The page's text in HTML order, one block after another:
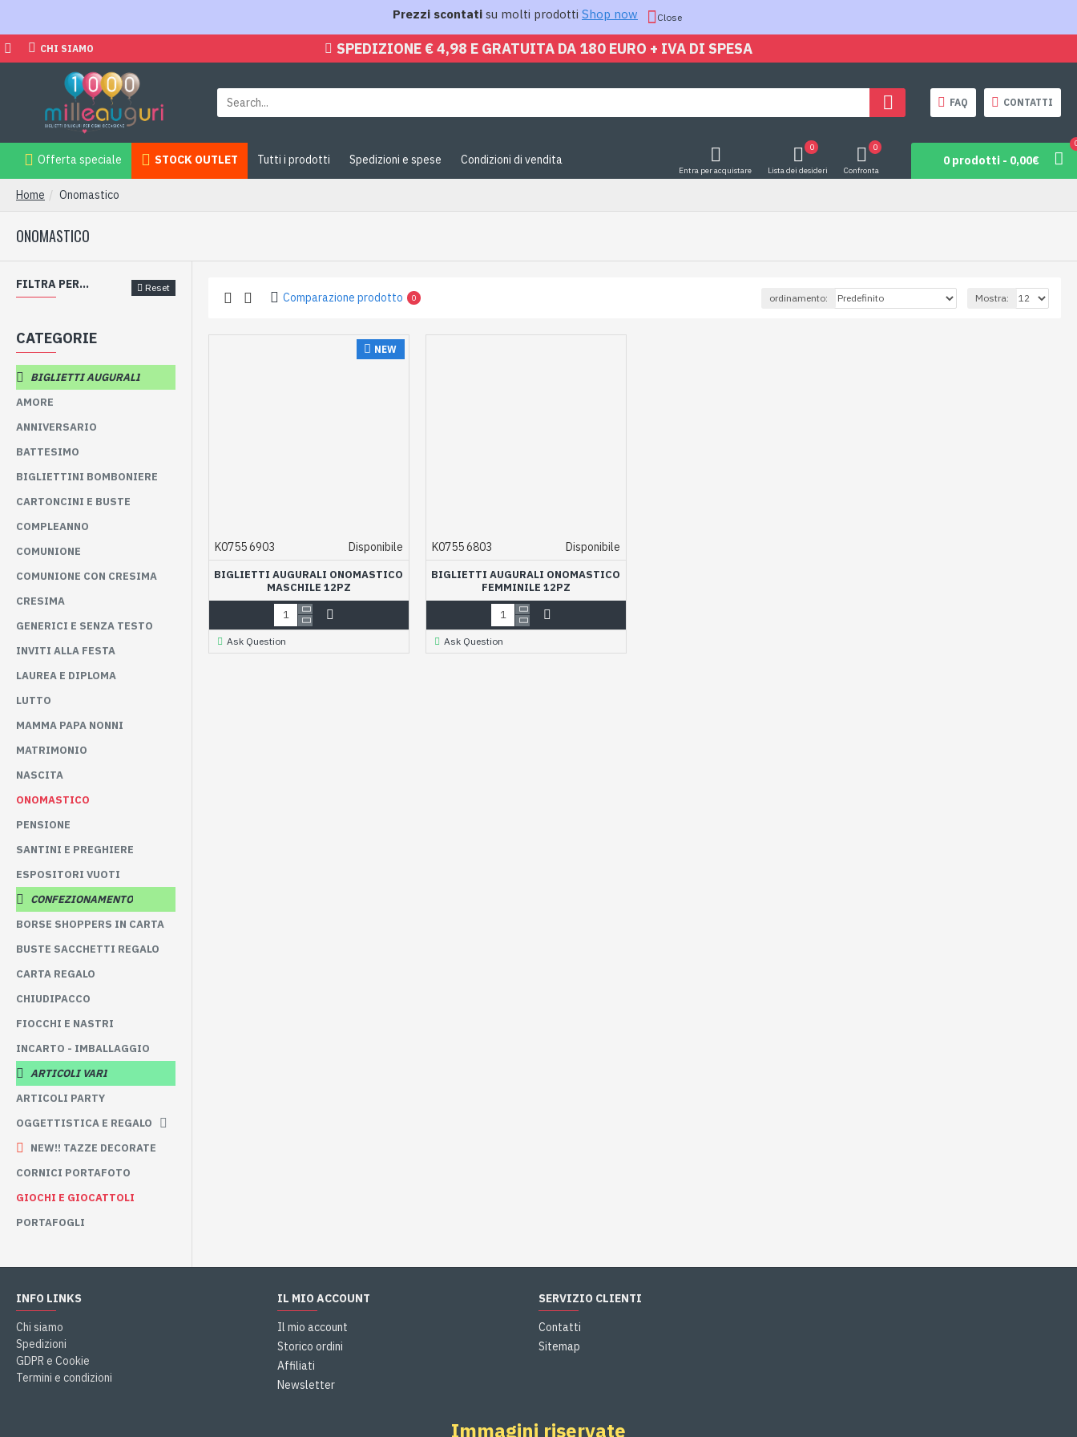
Prezzi scontati su molti prodotti Shop now Close
CHI SIAMO SPEDIZIONE € 4,98 E GRATUITA DA 180 EURO + IVA DI SPESA
FAQ CONTATTI
Offerta speciale STOCK OUTLET Tutti i prodotti Spedizioni e spese Condizioni di vendita
Entra per acquistare Lista dei desideri
0
Confronta
0
0 prodotti - 0,00€
Home Onomastico
ONOMASTICO
FILTRA PER... Reset
CATEGORIE
BIGLIETTI AUGURALI
AMORE
ANNIVERSARIO
BATTESIMO
BIGLIETTINI BOMBONIERE
CARTONCINI E BUSTE
COMPLEANNO
COMUNIONE
COMUNIONE CON CRESIMA
CRESIMA
GENERICI E SENZA TESTO
INVITI ALLA FESTA
LAUREA E DIPLOMA
LUTTO
MAMMA PAPA NONNI
MATRIMONIO
NASCITA
ONOMASTICO
PENSIONE
SANTINI E PREGHIERE
ESPOSITORI VUOTI
CONFEZIONAMENTO
BORSE SHOPPERS IN CARTA
BUSTE SACCHETTI REGALO
CARTA REGALO
CHIUDIPACCO
FIOCCHI E NASTRI
INCARTO - IMBALLAGGIO
ARTICOLI VARI
ARTICOLI PARTY
OGGETTISTICA E REGALO
NEW!! TAZZE DECORATE
CORNICI PORTAFOTO
GIOCHI E GIOCATTOLI
PORTAFOGLI
Comparazione prodotto 0 ordinamento: Mostra:
NEW
K0755 6903 Disponibile
BIGLIETTI AUGURALI ONOMASTICO
MASCHILE 12PZ
Ask Question
K0755 6803 Disponibile
BIGLIETTI AUGURALI ONOMASTICO
FEMMINILE 12PZ
Ask Question
INFO LINKS
Chi siamo
Spedizioni
GDPR e Cookie
Termini e condizioni
IL MIO ACCOUNT
Il mio account
Storico ordini
Affiliati
Newsletter
SERVIZIO CLIENTI
Contatti
Sitemap
Immagini riservate